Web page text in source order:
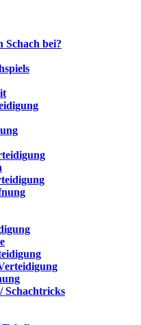
Schach bei?
Schachtricks